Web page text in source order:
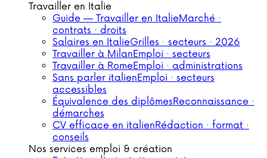
Travailler en Italie
Guide — Travailler en ItalieMarché ·
contrats · droits
Salaires en ItalieGrilles · secteurs · 2026
Travailler à MilanEmploi · secteurs
Travailler à RomeEmploi · administrations
Sans parler italienEmploi · secteurs
accessibles
Équivalence des diplômesReconnaissance ·
démarches
CV efficace en italienRédaction · format ·
conseils
Nos services emploi & création